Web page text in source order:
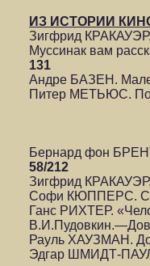
ИЗ ИСТОРИИ
Зигфрид
Муссинак вам
131
Андре БАЗЕН.
Питер МЕТЬЮС.
Бернард фон
58/212
Зигфрид
Софи КЮППЕРС.
Ганс РИХТЕР.
Рауль ХАУЗМАН.
Эдгар ШМИДТ-